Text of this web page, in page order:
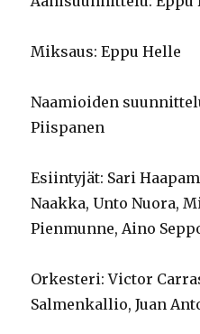
Miksaus: Eppu Helle
Naamioiden
Piispanen
Esiintyjät: Sari
Naakka, Unto Nuora,
Pienmunne, Aino
Orkesteri: Victor
Salmenkallio, Juan